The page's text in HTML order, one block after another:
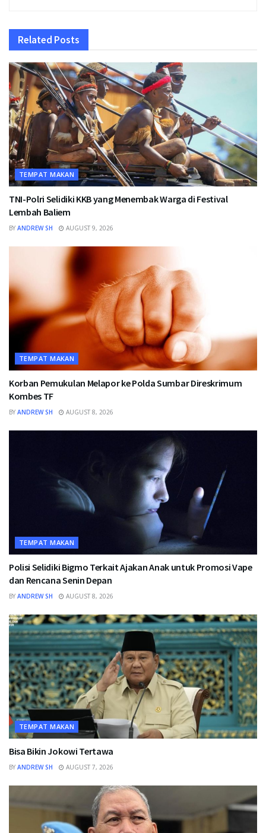
Related Posts
TEMPAT MAKAN
TNI-Polri Selidiki KKB yang Menembak Warga di Festival
Lembah Baliem
BY ANDREW SH AUGUST 9, 2026
TEMPAT MAKAN
Korban Pemukulan Melapor ke Polda Sumbar Direskrimum
Kombes TF
BY ANDREW SH AUGUST 8, 2026
TEMPAT MAKAN
Polisi Selidiki Bigmo Terkait Ajakan Anak untuk Promosi Vape
dan Rencana Senin Depan
BY ANDREW SH AUGUST 8, 2026
TEMPAT MAKAN
Bisa Bikin Jokowi Tertawa
BY ANDREW SH AUGUST 7, 2026